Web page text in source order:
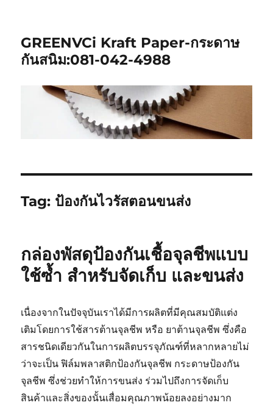
GREENVCi Kraft Paper-กระดาษ
กันสนิม:081-042-4988
Tag: ป้องกันไวรัสตอนขนส่ง
กล่องพัสดุป้องกันเชื้อจุลชีพแบบ
ใช้ซ้ำ สำหรับจัดเก็บ และขนส่ง
เนื่องจากในปัจจุบันเราได้มีการผลิตที่มีคุณสมบัติแต่ง
เติมโดยการใช้สารต้านจุลชีพ หรือ ยาต้านจุลชีพ ซึ่งคือ
สารชนิดเดียวกันในการผลิตบรรจุภัณฑ์ที่หลากหลายไม่
ว่าจะเป็น ฟิล์มพลาสติกป้องกันจุลชีพ กระดาษป้องกัน
จุลชีพ ซึ่งช่วยทำให้การขนส่ง ร่วมไปถึงการจัดเก็บ
สินค้าและสิ่งของนั้นเสื่อมคุณภาพน้อยลงอย่างมาก